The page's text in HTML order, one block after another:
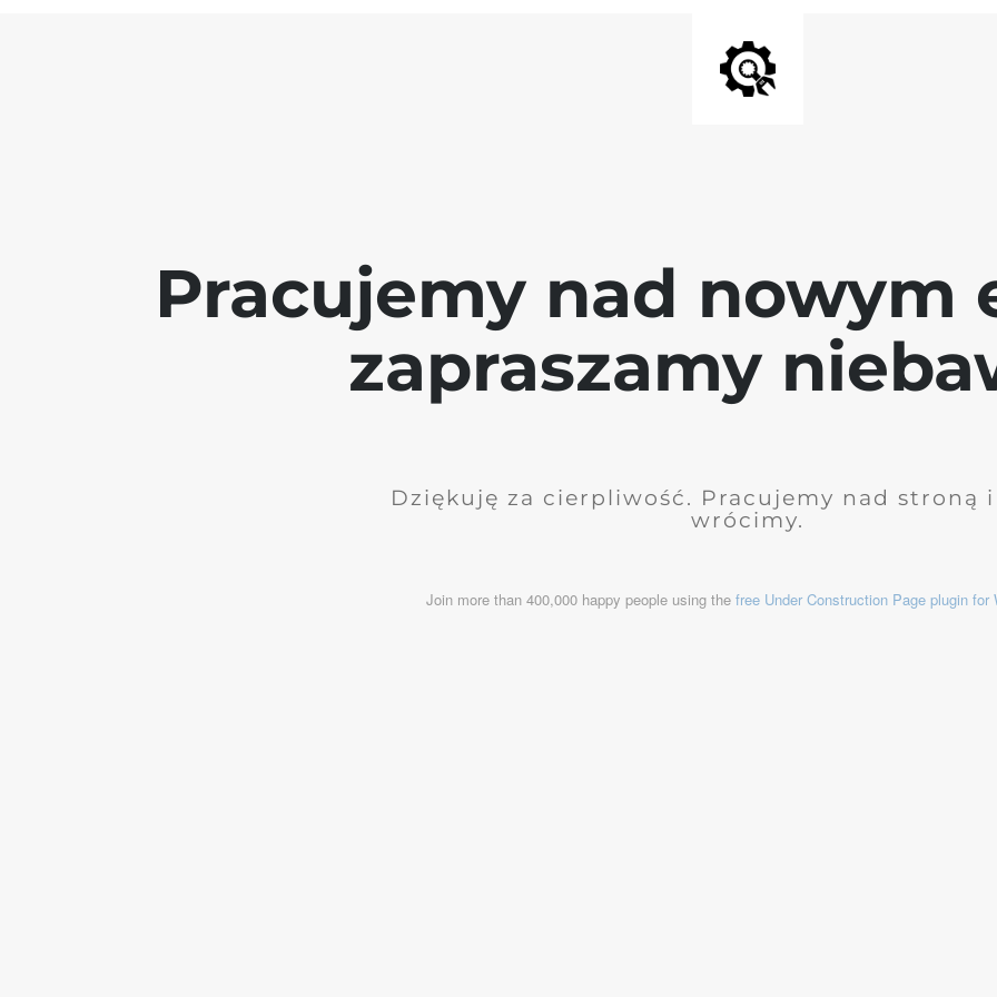
Pracujemy nad nowym
zapraszamy
Dziękuję za cierpliwość. Pracujemy nad stroną
wrócimy.
Join more than 400,000 happy people using the free Under Construction Page plugin for